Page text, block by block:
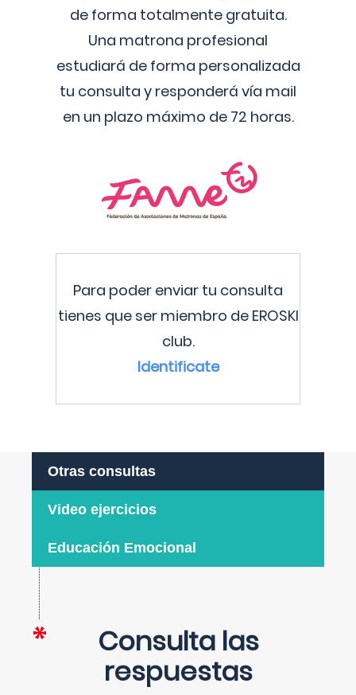
de forma totalmente gratuita.
Una matrona profesional
estudiará de forma personalizada
tu consulta y responderá vía mail
en un plazo máximo de 72 horas.
Para poder enviar tu consulta
tienes que ser miembro de EROSKI
club.
Identificate
Otras consultas
Video ejercicios
Educación Emocional
Consulta las
respuestas